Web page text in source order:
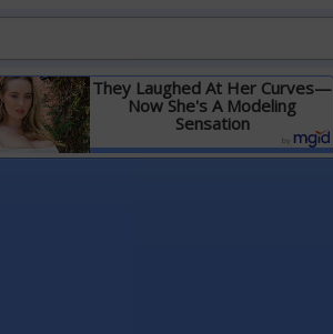
They Laughed At Her Curves—
Now She's A Modeling
Sensation
Детальніше